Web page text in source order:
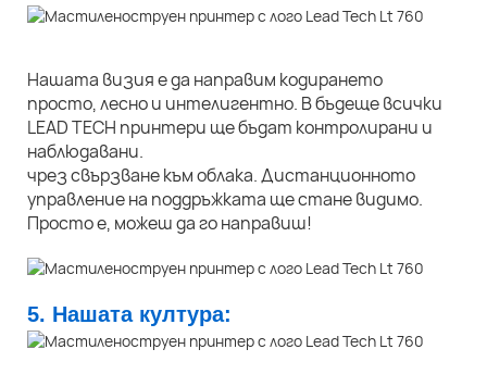
Нашата визия е да направим кодирането
просто, лесно и интелигентно. В бъдеще всички
LEAD TECH принтери ще бъдат контролирани и
наблюдавани.
чрез свързване към облака. Дистанционното
управление на поддръжката ще стане видимо.
Просто е, можеш да го направиш!
5. Нашата култура: